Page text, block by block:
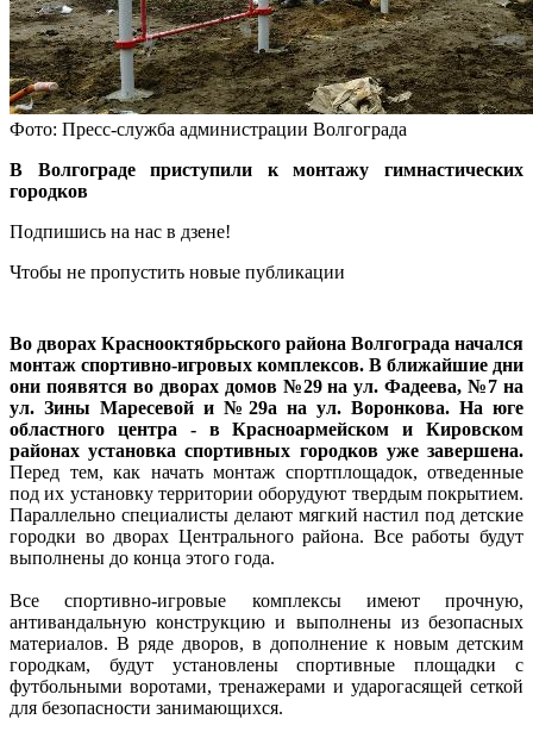
Фото: Пресс-служба администрации Волгограда
В Волгограде приступили к монтажу гимнастических
городков
Подпишись на нас в дзене!
Чтобы не пропустить новые публикации
Во дворах Краснооктябрьского района Волгограда начался
монтаж спортивно-игровых комплексов. В ближайшие дни
они появятся во дворах домов №29 на ул. Фадеева, №7 на
ул. Зины Маресевой и №29а на ул. Воронкова. На юге
областного центра - в Красноармейском и Кировском
районах установка спортивных городков уже завершена.
Перед тем, как начать монтаж спортплощадок, отведенные
под их установку территории оборудуют твердым покрытием.
Параллельно специалисты делают мягкий настил под детские
городки во дворах Центрального района. Все работы будут
выполнены до конца этого года.
Все спортивно-игровые комплексы имеют прочную,
антивандальную конструкцию и выполнены из безопасных
материалов. В ряде дворов, в дополнение к новым детским
городкам, будут установлены спортивные площадки с
футбольными воротами, тренажерами и ударогасящей сеткой
для безопасности занимающихся.